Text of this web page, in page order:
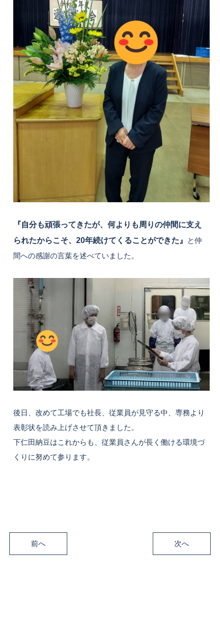
『自分も頑張ってきたが、何よりも周りの仲間に支え
られたからこそ、20年続けてくることができた』 と仲
間への感謝の言葉を述べていました。
後日、改めて工場でも社長、従業員が見守る中、専務より
表彰状を読み上げさせて頂きました。
下仁田納豆はこれからも、従業員さんが長く働ける環境づ
くりに努めて参ります。
前へ 次へ